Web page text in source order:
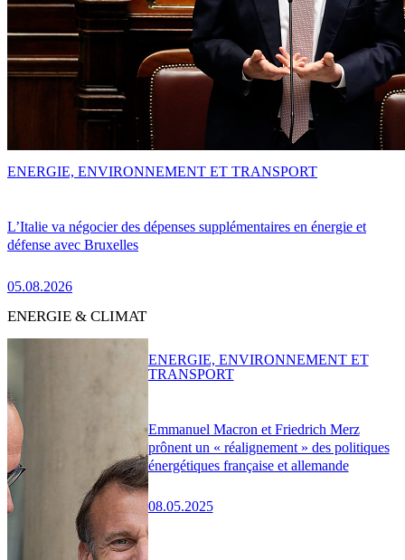
L’Italie va négocier des dépenses supplémentaires en énergie et
défense avec Bruxelles
05.08.2026
ENERGIE, ENVIRONNEMENT ET TRANSPORT
ENERGIE & CLIMAT
Emmanuel Macron et Friedrich Merz
prônent un « réalignement » des politiques
énergétiques française et allemande
08.05.2025
ENERGIE, ENVIRONNEMENT ET
TRANSPORT